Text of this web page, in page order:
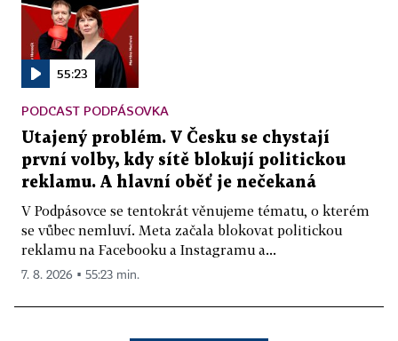
55:23
PODCAST PODPÁSOVKA
Utajený problém. V Česku se chystají
první volby, kdy sítě blokují politickou
reklamu. A hlavní oběť je nečekaná
V Podpásovce se tentokrát věnujeme tématu, o kterém
se vůbec nemluví. Meta začala blokovat politickou
reklamu na Facebooku a Instagramu a...
7. 8. 2026 ▪ 55:23 min.